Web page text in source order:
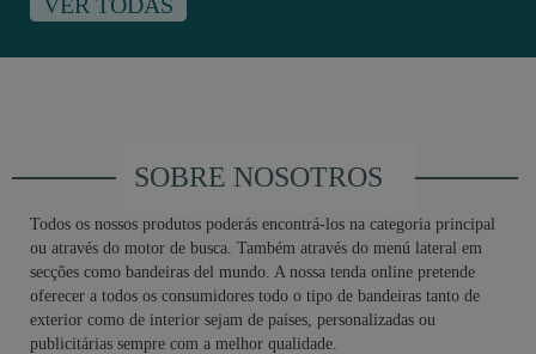
SOBRE NOSOTROS
Todos os nossos produtos poderás encontrá-los na categoria principal
ou através do motor de busca. Também através do menú lateral em
secções como bandeiras del mundo. A nossa tenda online pretende
oferecer a todos os consumidores todo o tipo de bandeiras tanto de
exterior como de interior sejam de países, personalizadas ou
publicitárias sempre com a melhor qualidade.